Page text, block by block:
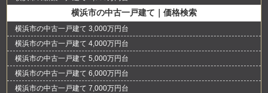
横浜市の中古一戸建て｜価格検索
横浜市の中古一戸建て 3,000万円台
横浜市の中古一戸建て 4,000万円台
横浜市の中古一戸建て 5,000万円台
横浜市の中古一戸建て 6,000万円台
横浜市の中古一戸建て 7,000万円台